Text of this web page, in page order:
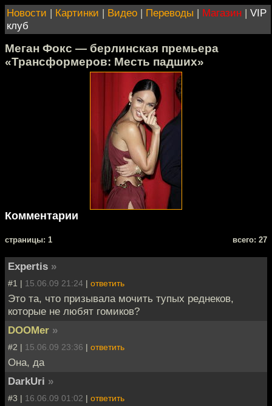
Новости | Картинки | Видео | Переводы | Магазин | VIP
клуб
Меган Фокс — берлинская премьера
«Трансформеров: Месть падших»
Комментарии
cтраницы: 1 всего: 27
Expertis »
#1 | 15.06.09 21:24 | ответить
Это та, что призывала мочить тупых реднеков,
которые не любят гомиков?
DOOMer »
#2 | 15.06.09 23:36 | ответить
Она, да
DarkUri »
#3 | 16.06.09 01:02 | ответить